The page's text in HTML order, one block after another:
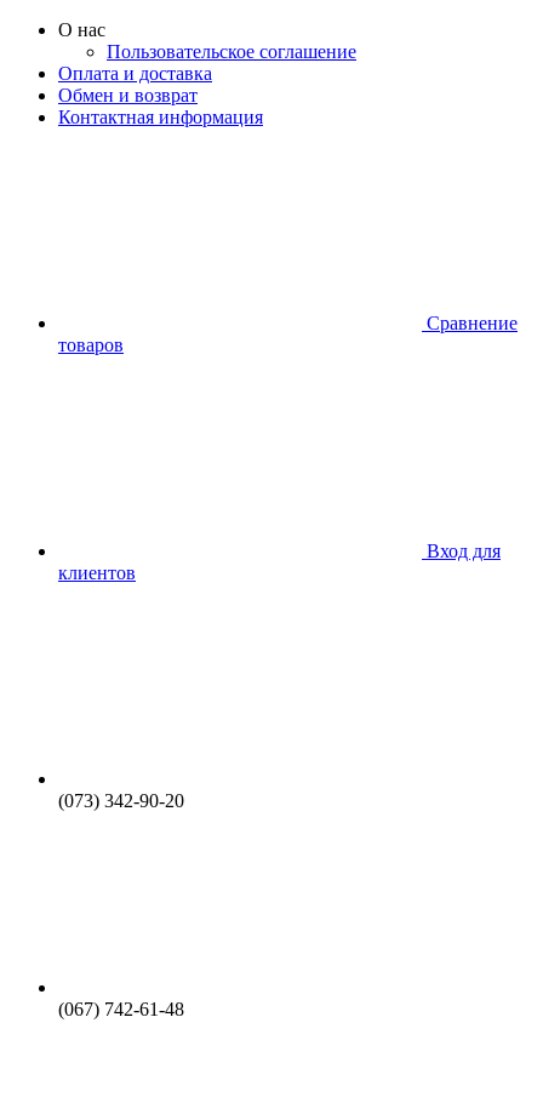
О нас
Пользовательское соглашение
Оплата и доставка
Обмен и возврат
Контактная информация
Сравнение
товаров
Вход для
клиентов
(073) 342-90-20
(067) 742-61-48